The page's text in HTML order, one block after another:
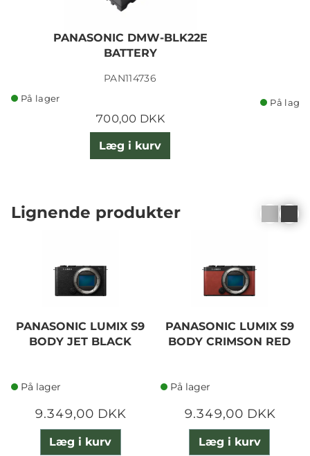
PANASONIC DMW-BLK22E
BATTERY
PAN114736
På lager
700,00 DKK
Læg i kurv
På lager
Lignende produkter
PANASONIC LUMIX S9
BODY JET BLACK
På lager
9.349,00 DKK
Læg i kurv
PANASONIC LUMIX S9
BODY CRIMSON RED
På lager
9.349,00 DKK
Læg i kurv